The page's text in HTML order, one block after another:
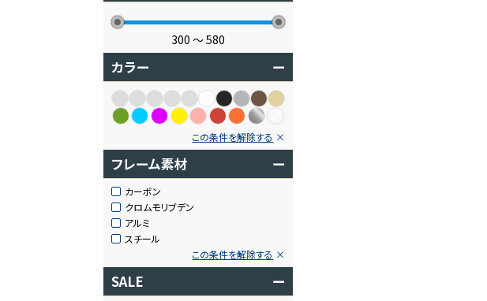
300 〜580
カラー ー
この条件を解除する
フレーム素材 ー
カーボン
クロムモリブデン
アルミ
スチール
この条件を解除する
SALE ー